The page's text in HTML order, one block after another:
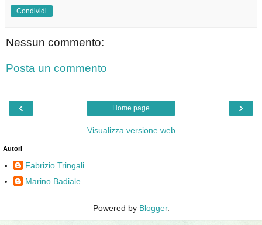
Condividi
Nessun commento:
Posta un commento
‹ ›
Home page
Visualizza versione web
Autori
Fabrizio Tringali
Marino Badiale
Powered by Blogger.